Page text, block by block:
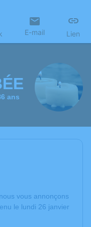
E-mail Lien
ans
vous annonçons
le lundi 26 janvier